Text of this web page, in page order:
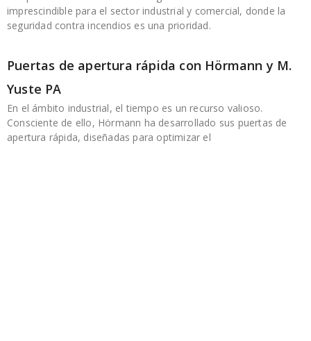
imprescindible para el sector industrial y comercial, donde la
seguridad contra incendios es una prioridad.
Puertas de apertura rápida con Hörmann y M.
Yuste PA
En el ámbito industrial, el tiempo es un recurso valioso.
Consciente de ello, Hörmann ha desarrollado sus puertas de
apertura rápida, diseñadas para optimizar el